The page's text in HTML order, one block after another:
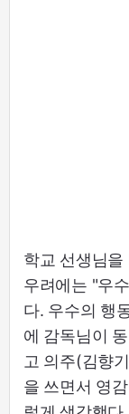
학교 선생님
우려에는 "우
다. 우수의 행
에 감독님이
고 의주(김향
을 쓰면서 영